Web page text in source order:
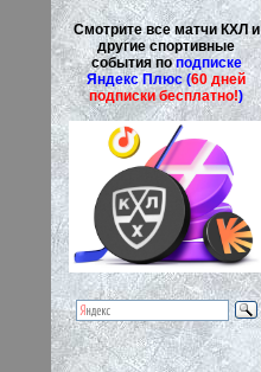
Смотрите все матчи КХЛ и
другие спортивные
события поподписке
Яндекс Плюс (60 дней
подписки бесплатно!)